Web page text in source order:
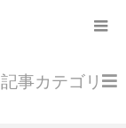
記事カテゴリ